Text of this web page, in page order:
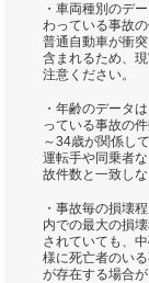
・車両種別のデ
わっている事故
普通自動車が衝
含まれるため、
注意ください。
・年齢のデータ
っている事故の
～34歳が関係し
運転手や同乗者
故件数と一致し
・事故毎の損壊
内での最大の損
されていても、
様に死亡者のい
が存在する場合